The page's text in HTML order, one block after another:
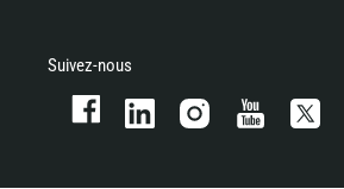
Suivez-nous